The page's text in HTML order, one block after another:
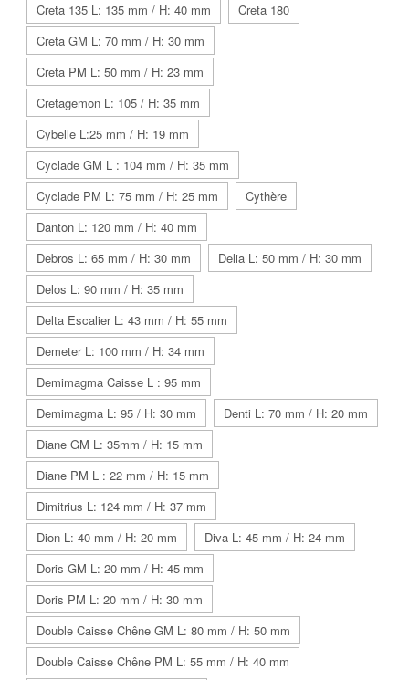
Creta 135 L: 135 mm / H: 40 mm
Creta 180
Creta GM L: 70 mm / H: 30 mm
Creta PM L: 50 mm / H: 23 mm
Cretagemon L: 105 / H: 35 mm
Cybelle L:25 mm / H: 19 mm
Cyclade GM L : 104 mm / H: 35 mm
Cyclade PM L: 75 mm / H: 25 mm
Cythère
Danton L: 120 mm / H: 40 mm
Debros L: 65 mm / H: 30 mm
Delia L: 50 mm / H: 30 mm
Delos L: 90 mm / H: 35 mm
Delta Escalier L: 43 mm / H: 55 mm
Demeter L: 100 mm / H: 34 mm
Demimagma Caisse L : 95 mm
Demimagma L: 95 / H: 30 mm
Denti L: 70 mm / H: 20 mm
Diane GM L: 35mm / H: 15 mm
Diane PM L : 22 mm / H: 15 mm
Dimitrius L: 124 mm / H: 37 mm
Dion L: 40 mm / H: 20 mm
Diva L: 45 mm / H: 24 mm
Doris GM L: 20 mm / H: 45 mm
Doris PM L: 20 mm / H: 30 mm
Double Caisse Chêne GM L: 80 mm / H: 50 mm
Double Caisse Chêne PM L: 55 mm / H: 40 mm